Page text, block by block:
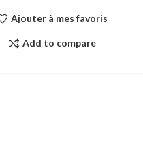
Ajouter à mes favoris
Add to compare